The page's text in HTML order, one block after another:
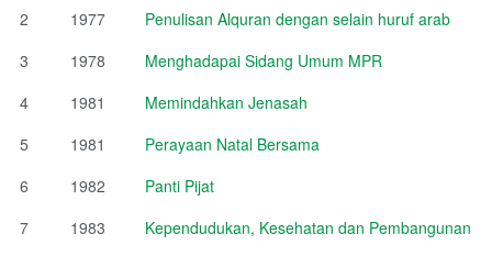
2
1977
Penulisan Alquran dengan selain huruf arab
3
1978
Menghadapai Sidang Umum MPR
4
1981
Memindahkan Jenasah
5
1981
Perayaan Natal Bersama
6
1982
Panti Pijat
7
1983
Kependudukan, Kesehatan dan Pembangunan